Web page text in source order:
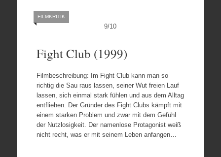
9/10
FILMKRITIK
Fight Club (1999)
Filmbeschreibung: Im Fight Club kann man so
richtig die Sau raus lassen, seiner Wut freien Lauf
lassen, sich einmal stark fühlen und aus dem Alltag
entfliehen. Der Gründer des Fight Clubs kämpft mit
einem starken Problem und zwar mit dem Gefühl
der Nutzlosigkeit. Der namenlose Protagonist weiß
nicht recht, was er mit seinem Leben anfangen…